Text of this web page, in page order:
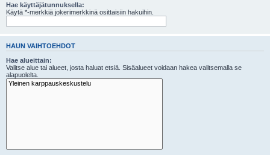
Hae käyttäjätunnuksella:
Käytä *-merkkiä jokerimerkkinä osittaisiin hakuihin.
HAUN VAIHTOEHDOT
Hae alueittain:
Valitse alue tai alueet, josta haluat etsiä. Sisäalueet voidaan hakea valitsemalla se
alapuolelta.